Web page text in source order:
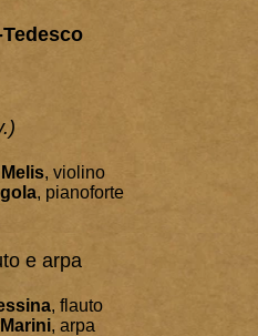
, violino
, pianoforte
e arpa
, flauto
, arpa